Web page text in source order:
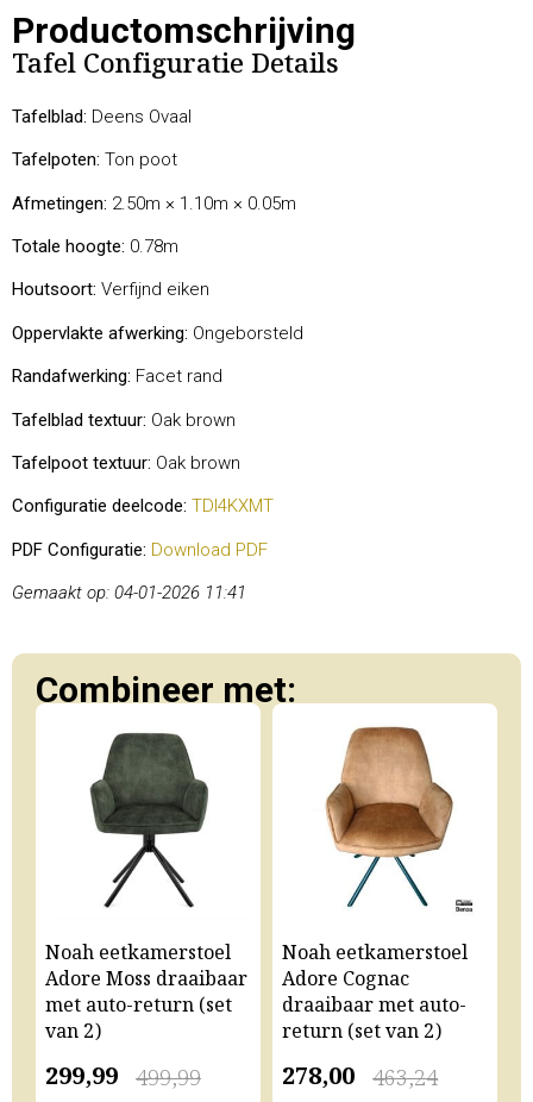
Productomschrijving
Tafel Configuratie Details
Tafelblad: Deens Ovaal
Tafelpoten: Ton poot
Afmetingen: 2.50m × 1.10m × 0.05m
Totale hoogte: 0.78m
Houtsoort: Verfijnd eiken
Oppervlakte afwerking: Ongeborsteld
Randafwerking: Facet rand
Tafelblad textuur: Oak brown
Tafelpoot textuur: Oak brown
Configuratie deelcode: TDI4KXMT
PDF Configuratie: Download PDF
Gemaakt op: 04-01-2026 11:41
Combineer met:
Noah eetkamerstoel
Adore Moss draaibaar
met auto-return (set
van 2)
499,99
299,99
Noah eetkamerstoel
Adore Cognac
draaibaar met auto-
return (set van 2)
463,24
278,00